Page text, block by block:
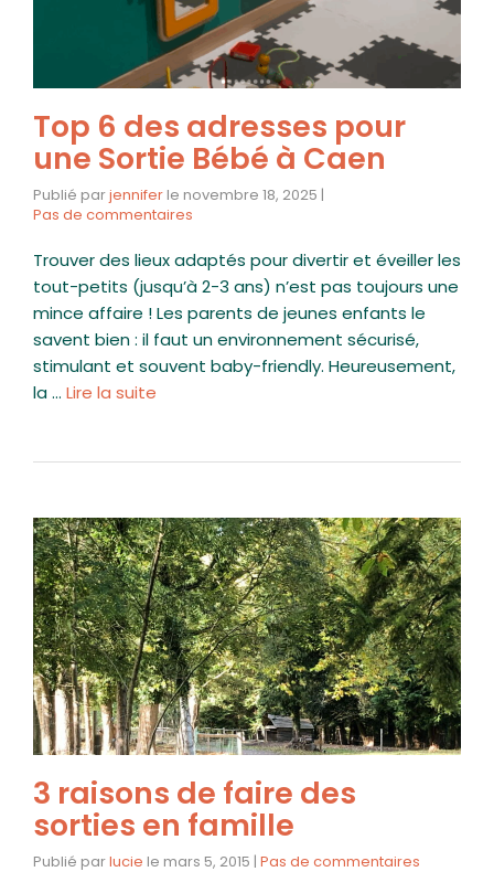
Top 6 des adresses pour
une Sortie Bébé à Caen
Publié parjennifer le novembre 18, 2025 |
Pas de commentaires
Trouver des lieux adaptés pour divertir et éveiller les
tout-petits (jusqu’à 2-3 ans) n’est pas toujours une
mince affaire ! Les parents de jeunes enfants le
savent bien : il faut un environnement sécurisé,
stimulant et souvent baby-friendly. Heureusement,
la … Lire la suite
3 raisons de faire des
sorties en famille
Publié parlucie le mars 5, 2015 | Pas de commentaires